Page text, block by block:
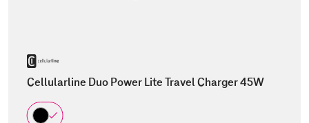
Cellularline Duo Power Lite Travel Charger 45W